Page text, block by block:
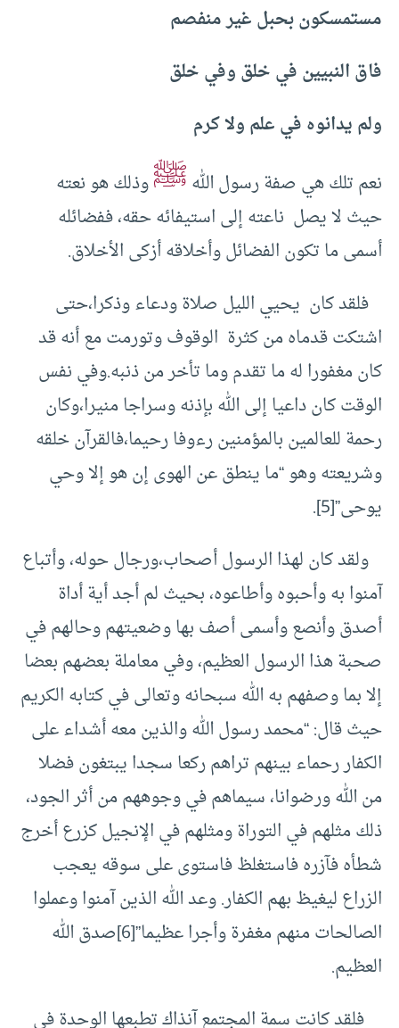
مستمسكون بحبل غير منفصم
فاق النبيين في خلق وفي خلق
ولم يدانوه في علم ولا كرم
نعم تلك هي صفة رسول اللهﷺوذلك هو نعته
حيث لا يصل ناعته إلى استيفائه حقه، ففضائله
أسمى ما تكون الفضائل وأخلاقه أزكى الأخلاق.
فلقد كان يحيي الليل صلاة ودعاء وذكرا،حتى
اشتكت قدماه من كثرة الوقوف وتورمت مع أنه قد
كان مغفورا له ما تقدم وما تأخر من ذنبه.وفي نفس
الوقت كان داعيا إلى الله بإذنه وسراجا منيرا،وكان
رحمة للعالمين بالمؤمنين رءوفا رحيما،فالقرآن خلقه
وشريعته وهو “ما ينطق عن الهوى إن هو إلا وحي
يوحى”[5]
.
ولقد كان لهذا الرسول أصحاب،ورجال حوله، وأتباع
آمنوا به وأحبوه وأطاعوه، بحيث لم أجد أية أداة
أصدق وأنصع وأسمى أصف بها وضعيتهم وحالهم في
صحبة هذا الرسول العظيم، وفي معاملة بعضهم بعضا
إلا بما وصفهم به الله سبحانه وتعالى في كتابه الكريم
حيث قال: “محمد رسول الله والذين معه أشداء على
الكفار رحماء بينهم تراهم ركعا سجدا يبتغون فضلا
من الله ورضوانا، سيماهم في وجوههم من أثر الجود،
ذلك مثلهم في التوراة ومثلهم في الإنجيل كزرع أخرج
شطأه فآزره فاستغلظ فاستوى على سوقه يعجب
الزراع ليغيظ بهم الكفار. وعد الله الذين آمنوا وعملوا
الصالحات منهم مغفرة وأجرا عظيما”[6] صدق الله
العظيم.
فلقد كانت سمة المجتمع آنذاك تطبعها الوحدة في